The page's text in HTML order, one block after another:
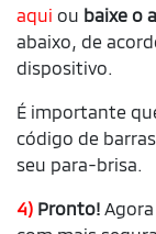
aqui ou baixe o
abaixo, de
dispositivo.
É importante
código de
seu para-brisa.
4) Pronto!